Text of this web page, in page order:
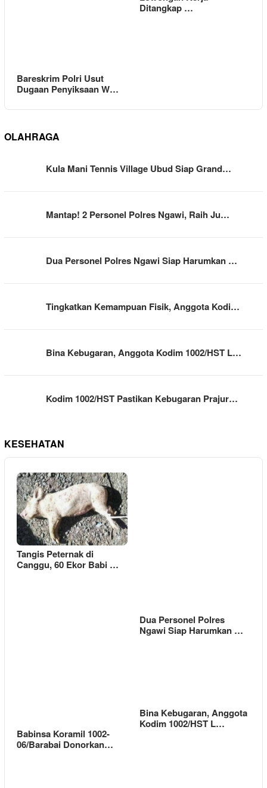
Bareskrim Polri Usut
Dugaan Penyiksaan W…
Ditangkap …
OLAHRAGA
Kula Mani Tennis Village Ubud Siap Grand…
Mantap! 2 Personel Polres Ngawi, Raih Ju…
Dua Personel Polres Ngawi Siap Harumkan …
Tingkatkan Kemampuan Fisik, Anggota Kodi…
Bina Kebugaran, Anggota Kodim 1002/HST L…
Kodim 1002/HST Pastikan Kebugaran Prajur…
KESEHATAN
Tangis Peternak di
Canggu, 60 Ekor Babi …
Dua Personel Polres
Ngawi Siap Harumkan …
Babinsa Koramil 1002-
06/Barabai Donorkan…
Bina Kebugaran, Anggota
Kodim 1002/HST L…